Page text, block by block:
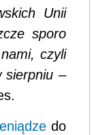
Unii
sporo
czyli
sierpniu –
do